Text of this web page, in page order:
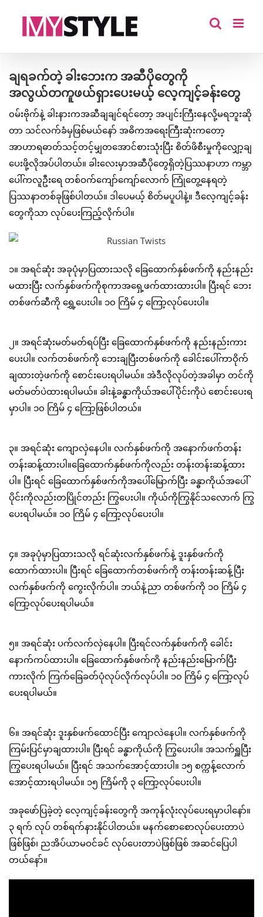
ချရခက်တဲ့ ခါးဘေးက အဆီပိုတွေကို
အလွယ်တကူဖယ်ရှားပေးမယ့် လေ့ကျင့်ခန်းတွေ
၀မ်းဗိုက်နဲ့ ခါးနားကအဆီချချင်ရင်တော့ အပျင်းကြီးနေလို့မရဘူးဆို
တာ သင်လက်ခံမှဖြစ်မယ်နော် အဓိကအရေးကြီးဆုံးကတော့
အာဟာရဓာတ်သင့်တင့်မျှတအောင်စားသုံးပြီး စိတ်ဖိစီးမှုကိုလျှော့ချ
ပေးဖို့လိုအပ်ပါတယ်။ ခါးလေးမှာအဆီပိုတွေရှိတဲ့ပြဿနာဟာ ကမ္ဘာ
ပေါ်ကလူဦးရေ တစ်ဝက်ကျော်ကျော်လောက် ကြုံတွေ့နေရတဲ့
ပြဿနာတစ်ခုဖြစ်ပါတယ်။ ဒါပေမယ့် စိတ်မပူပါနဲ့။ ဒီလေ့ကျင့်ခန်း
တွေကိုသာ လုပ်ပေးကြည့်လိုက်ပါ။
၁။ အရင်ဆုံး အခုပုံမှာပြထားသလို ခြေထောက်နှစ်ဖက်ကို နည်းနည်း
မထားပြီး လက်နှစ်ဖက်ကိုစုကာအရှေ့ဖက်ထားထားပါ။ ပြီးရင် ဘေး
တစ်ဖက်ဆီကို ရွှေ့ပေးပါ။ ၁၀ ကြိမ် ၄ ကြော့လုပ်ပေးပါ။
၂။ အရင်ဆုံးမတ်မတ်ရပ်ပြီး ခြေထောက်နှစ်ဖက်ကို နည်းနည်းကား
ပေးပါ။ လက်တစ်ဖက်ကို ဘေးချပြီးတစ်ဖက်ကို ခေါင်းပေါ်ကာဝိုက်
ချထားတဲ့ဖက်ကို စောင်းပေးရပါမယ်။ အဲဒီလိုလုပ်တဲ့အခါမှာ တင်ကို
မတ်မတ်ပဲထားရပါမယ်။ ခါးနဲ့ခန္ဓာကိုယ်အပေါ်ပိုင်းကိုပဲ စောင်းပေးရ
မှာပါ။ ၁၀ ကြိမ် ၄ ကြော့ဖြစ်ပါတယ်။
၃။ အရင်ဆုံး ကျောလှဲနေပါ။ လက်နှစ်ဖက်ကို အနောက်ဖက်တန်း
တန်းဆန့်ထားပါ။ခြေထောက်နှစ်ဖက်ကိုလည်း တန်းတန်းဆန့်ထား
ပါ။ ပြီးရင် ခြေထောက်နှစ်ဖက်ကိုအပေါ်မြောက်ပြီး ခန္ဓာကိုယ်အပေါ်
ပိုင်းကိုလည်းတပြိုင်တည်း ကြွပေးပါ။ ကိုယ်ကိုကြွနိုင်သလောက် ကြွ
ပေးရပါမယ်။ ၁၀ ကြိမ် ၄ ကြော့လုပ်ပေးပါ။
၄။ အခုပုံမှာပြထားသလို ရင်ဆုံးလက်နှစ်ဖက်နဲ့ ဒူးနှစ်ဖက်ကို
ထောက်ထားပါ။ ပြီးရင် ခြေထောက်တစ်ဖက်ကို တန်းတန်းဆန့်ပြီး
လက်နှစ်ဖက်ကို ကွေးလိုက်ပါ။ ဘယ်နဲ့ညာ တစ်ဖက်ကို ၁၀ ကြိမ် ၄
ကြော့လုပ်ပေးရပါမယ်။
၅။ အရင်ဆုံး ပက်လက်လှဲနေပါ။ ပြီးရင်လက်နှစ်ဖက်ကို ခေါင်း
နောက်ကပ်ထားပါ။ ခြေထောက်နှစ်ဖက်ကို နည်းနည်းမြောက်ပြီး
ကားလိုက် ကြက်ခြေခတ်ပုံလုပ်လိုက်လုပ်ပါ။ ၁၀ ကြိမ် ၄ ကြော့လုပ်
ပေးရပါမယ်။
၆။ အရင်ဆုံး ဒူးနှစ်ဖက်ထောင်ပြီး ကျောလဲနေပါ။ လက်နှစ်ဖက်ကို
ကြမ်းပြင်မှာချထားပါ။ ပြီးရင် ခန္ဓာကိုယ်ကို ကြွပေးပါ။ အသက်ရှူပြီး
ကြွပေးရပါမယ်။ ပြီးရင် အသက်အောင့်ထားပါ။ ၁၅ စက္ကန့်လောက်
အောင့်ထားရပါမယ်။ ၁၅ ကြိမ်ကို ၃ ကြော့လုပ်ပေးပါ။
အခုဖော်ပြခဲ့တဲ့ လေ့ကျင့်ခန်းတွေကို အကုန်လုံးလုပ်ပေးရမှာပါနော်။
၃ ရက် လုပ် တစ်ရက်နားနိုင်ပါတယ်။ မနက်စောစောလုပ်ပေးတာပဲ
ဖြစ်ဖြစ်၊ ညအိပ်ယာမဝင်ခင် လုပ်ပေးတာပဲဖြစ်ဖြစ် အဆင်ပြေပါ
တယ်နော်။